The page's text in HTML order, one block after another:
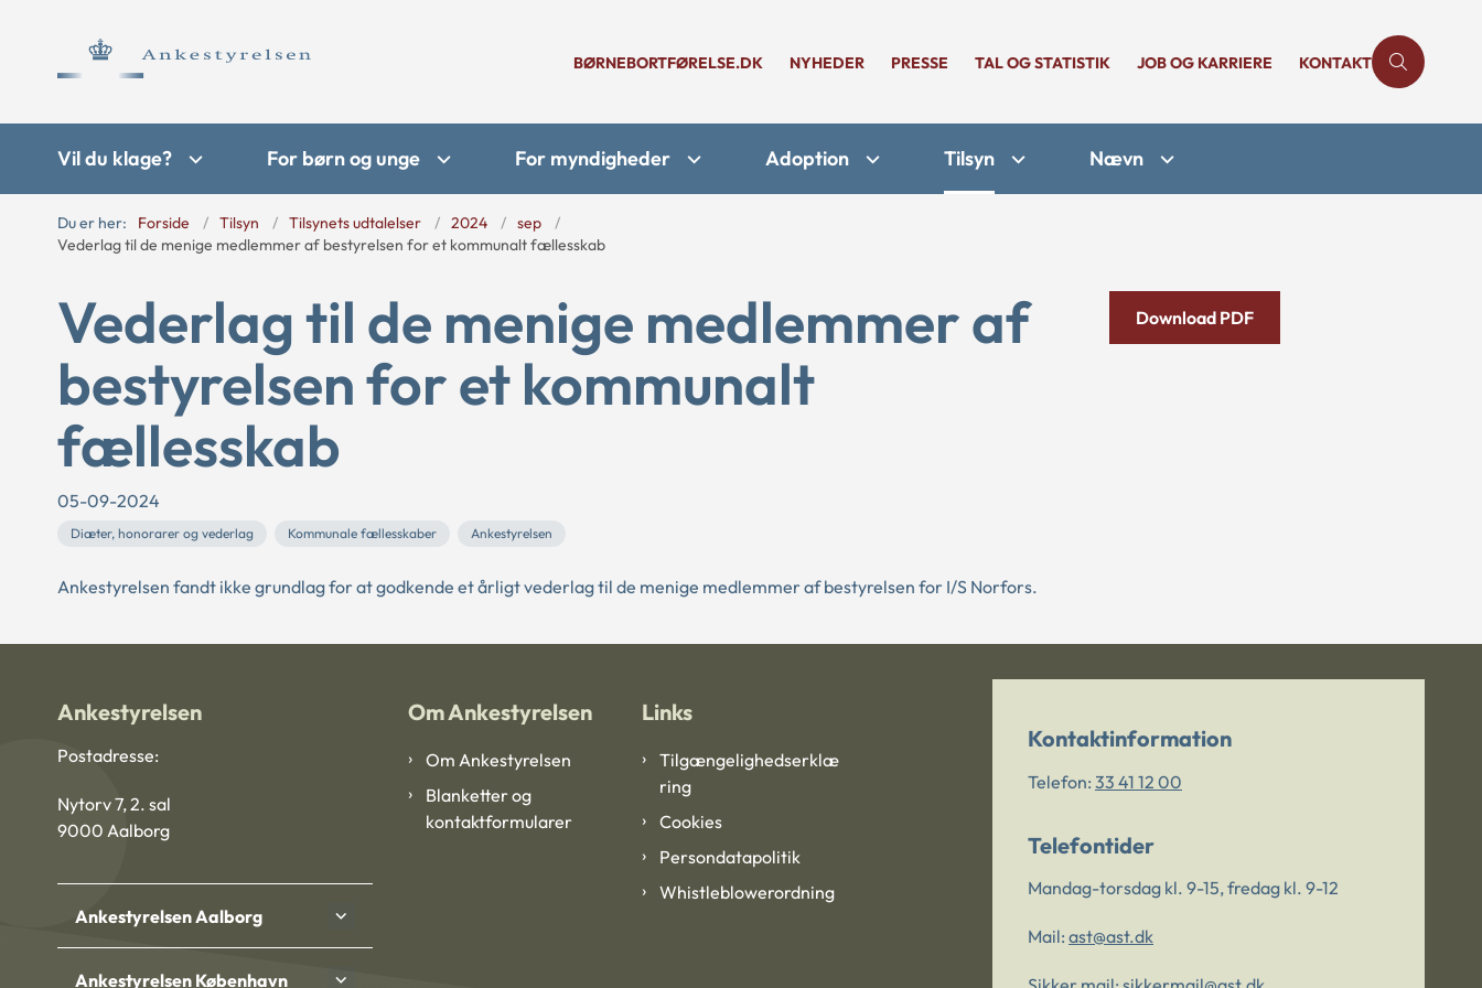
BØRNEBORTFØRELSE.DK NYHEDER PRESSE TAL OG STATISTIK JOB OG KARRIERE KONTAKT
Vil du klage? For børn og unge For myndigheder Adoption Tilsyn Nævn
Du er her: Forside Tilsyn Tilsynets udtalelser 2024
sep
Vederlag til de menige medlemmer af bestyrelsen for et kommunalt fællesskab
Vederlag til de menige medlemmer af
bestyrelsen for et kommunalt
fællesskab
05-09-2024
Diæter, honorarer og vederlag Kommunale fællesskaber Ankestyrelsen
Ankestyrelsen fandt ikke grundlag for at godkende et årligt vederlag til de menige medlemmer af bestyrelsen for I/S Norfors.
Download PDF
Ankestyrelsen
Postadresse:
Nytorv 7, 2. sal
9000 Aalborg
Ankestyrelsen Aalborg
Ankestyrelsen København
Om Ankestyrelsen
Om Ankestyrelsen
Blanketter og
kontaktformularer
Links
Tilgængelighedserklæ
ring
Cookies
Persondatapolitik
Whistleblowerordning
Kontaktinformation
Telefon: 33 41 12 00
Telefontider
Mandag-torsdag kl. 9-15, fredag kl. 9-12
Mail: ast@ast.dk